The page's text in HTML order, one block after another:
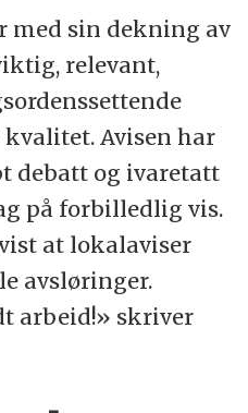
med sin dekning av
relevant,
Avisen har
debatt og ivaretatt
på forbilledlig vis.
at lokalaviser
avsløringer.
arbeid!» skriver